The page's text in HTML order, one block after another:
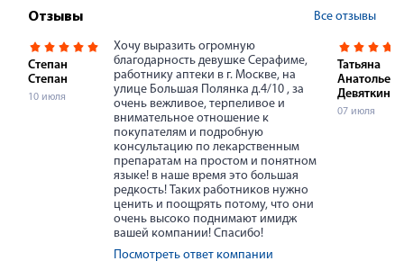
Отзывы Все отзывы
Степан
Степан
10 июля
Хочу выразить огромную
благодарность девушке Серафиме,
работнику аптеки в г. Москве, на
улице Большая Полянка д.4/10 , за
очень вежливое, терпеливое и
внимательное отношение к
покупателям и подробную
консультацию по лекарственным
препаратам на простом и понятном
языке! в наше время это большая
редкость! Таких работников нужно
ценить и поощрять потому, что они
очень высоко поднимают имидж
вашей компании! Спасибо!
Посмотреть ответ компании
Татьяна
Девяткина
07 июля